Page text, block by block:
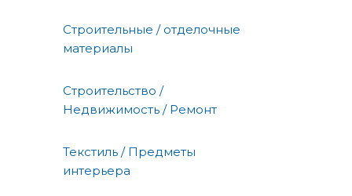
Строительные / отделочные
материалы
Строительство /
Недвижимость / Ремонт
Текстиль / Предметы
интерьера